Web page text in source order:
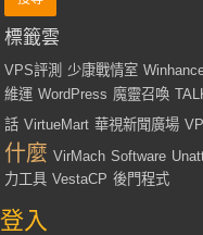
標籤雲
VPS評測 少康戰情室
維運 WordPress 魔靈召喚
話 VirtueMart 華視新聞廣場
什麼 VirMach Software
力工具 VestaCP 後門程式
登入